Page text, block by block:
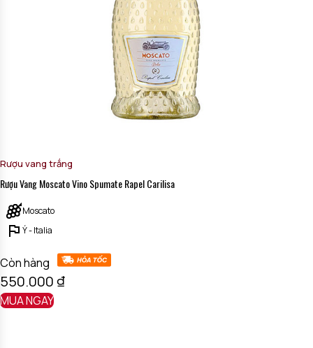
Rượu vang trắng
Rượu Vang Moscato Vino Spumate Rapel Carilisa
Moscato
Ý - Italia
Còn hàng
550.000₫
MUA NGAY